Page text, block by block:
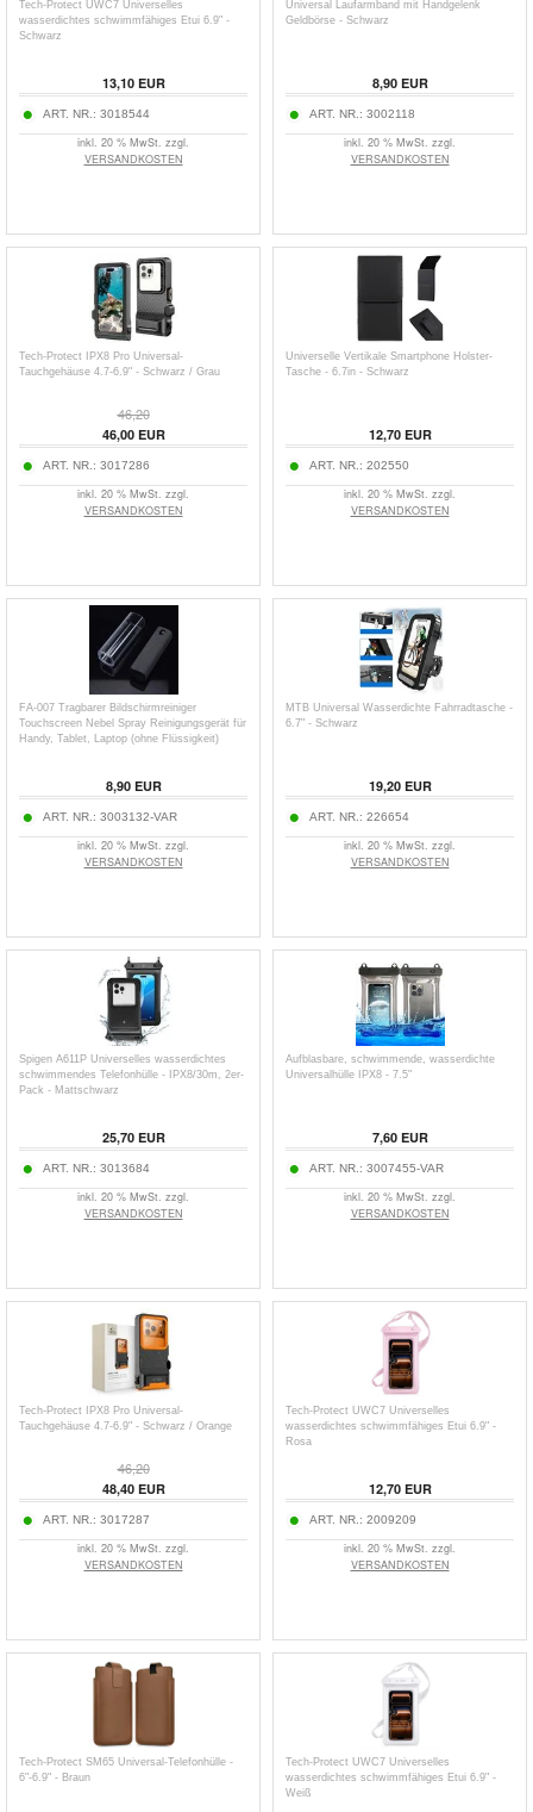
Tech-Protect UWC7 Universelles
wasserdichtes schwimmfähiges Etui 6.9" -
Schwarz
13,10EUR
ART. NR.: 3018544
inkl. 20 % MwSt. zzgl.
VERSANDKOSTEN
Universal Laufarmband mit Handgelenk
Geldbörse - Schwarz
8,90EUR
ART. NR.: 3002118
inkl. 20 % MwSt. zzgl.
VERSANDKOSTEN
Tech-Protect IPX8 Pro Universal-
Tauchgehäuse 4.7-6.9" - Schwarz / Grau
46,20
46,00EUR
ART. NR.: 3017286
inkl. 20 % MwSt. zzgl.
VERSANDKOSTEN
Universelle Vertikale Smartphone Holster-
Tasche - 6.7in - Schwarz
12,70EUR
ART. NR.: 202550
inkl. 20 % MwSt. zzgl.
VERSANDKOSTEN
FA-007 Tragbarer Bildschirmreiniger
Touchscreen Nebel Spray Reinigungsgerät für
Handy, Tablet, Laptop (ohne Flüssigkeit)
8,90EUR
ART. NR.: 3003132-VAR
inkl. 20 % MwSt. zzgl.
VERSANDKOSTEN
MTB Universal Wasserdichte Fahrradtasche -
6.7" - Schwarz
19,20EUR
ART. NR.: 226654
inkl. 20 % MwSt. zzgl.
VERSANDKOSTEN
Spigen A611P Universelles wasserdichtes
schwimmendes Telefonhülle - IPX8/30m, 2er-
Pack - Mattschwarz
25,70EUR
ART. NR.: 3013684
inkl. 20 % MwSt. zzgl.
VERSANDKOSTEN
Aufblasbare, schwimmende, wasserdichte
Universalhülle IPX8 - 7.5"
7,60EUR
ART. NR.: 3007455-VAR
inkl. 20 % MwSt. zzgl.
VERSANDKOSTEN
Tech-Protect IPX8 Pro Universal-
Tauchgehäuse 4.7-6.9" - Schwarz / Orange
46,20
48,40EUR
ART. NR.: 3017287
inkl. 20 % MwSt. zzgl.
VERSANDKOSTEN
Tech-Protect UWC7 Universelles
wasserdichtes schwimmfähiges Etui 6.9" -
Rosa
12,70EUR
ART. NR.: 2009209
inkl. 20 % MwSt. zzgl.
VERSANDKOSTEN
Tech-Protect SM65 Universal-Telefonhülle -
6"-6.9" - Braun
Tech-Protect UWC7 Universelles
wasserdichtes schwimmfähiges Etui 6.9" -
Weiß